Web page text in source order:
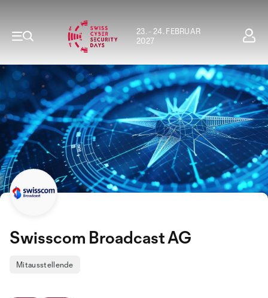
23. - 24. FEBRUAR
2027
Swisscom Broadcast AG
Mitausstellende